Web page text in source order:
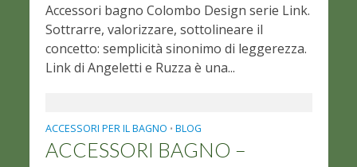
Accessori bagno Colombo Design serie Link.
Sottrarre, valorizzare, sottolineare il
concetto: semplicità sinonimo di leggerezza.
Link di Angeletti e Ruzza è una...
ACCESSORI PER IL BAGNO • BLOG
ACCESSORI BAGNO –